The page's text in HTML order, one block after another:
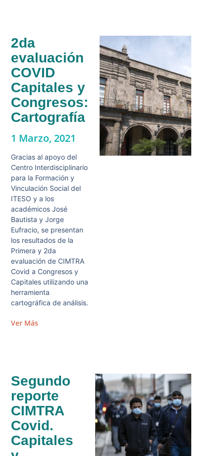
2da
evaluación
COVID
Capitales y
Congresos:
Cartografía
1 Marzo, 2021
Gracias al apoyo del
Centro Interdisciplinario
para la Formación y
Vinculación Social del
ITESO y a los
académicos José
Bautista y Jorge
Eufracio, se presentan
los resultados de la
Primera y 2da
evaluación de CIMTRA
Covid a Congresos y
Capitales utilizando una
herramienta
cartográfica de análisis.
Ver Más
Segundo
reporte
CIMTRA
Covid.
Capitales